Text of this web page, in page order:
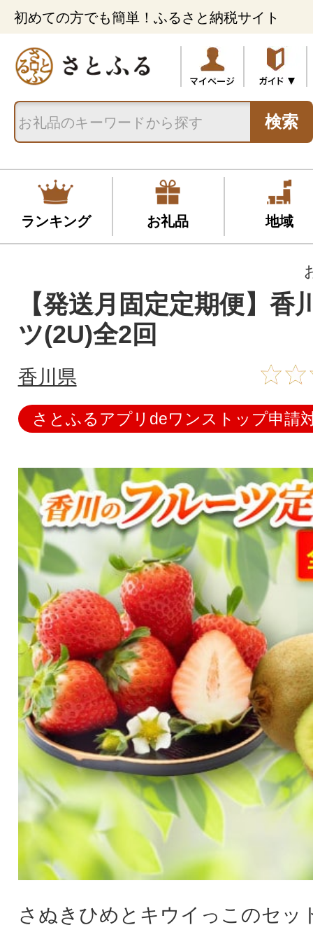
初めての方でも簡単！ふるさと納税サイト
検索
ランキング お礼品 地域
【発送月固定定期便】香
ツ(2U)全2回
香川県
さとふるアプリdeワンストップ申請
さぬきひめとキウイっこのセッ